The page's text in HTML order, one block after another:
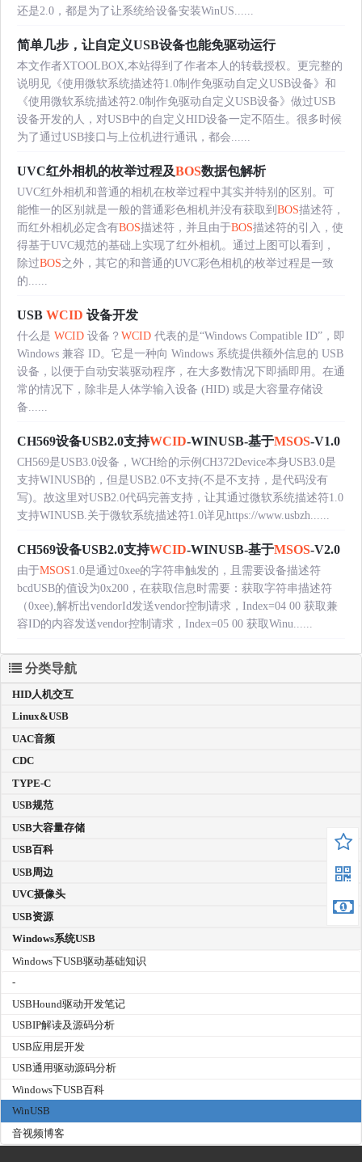
还是2.0，都是为了让系统给设备安装WinUS......
简单几步，让自定义USB设备也能免驱动运行
本文作者XTOOLBOX,本站得到了作者本人的转载授权。更完整的
说明见《使用微软系统描述符1.0制作免驱动自定义USB设备》和
《使用微软系统描述符2.0制作免驱动自定义USB设备》做过USB
设备开发的人，对USB中的自定义HID设备一定不陌生。很多时候
为了通过USB接口与上位机进行通讯，都会......
UVC红外相机的枚举过程及BOS数据包解析
UVC红外相机和普通的相机在枚举过程中其实并特别的区别。可
能惟一的区别就是一般的普通彩色相机并没有获取到 BOS描述符，
而红外相机必定含有BOS描述符，并且由于BOS描述符的引入，使
得基于UVC规范的基础上实现了红外相机。通过上图可以看到，
除过BOS之外，其它的和普通的UVC彩色相机的枚举过程是一致
的......
USB WCID 设备开发
什么是 WCID 设备？ WCID 代表的是“Windows Compatible ID”，即
Windows 兼容 ID。它是一种向 Windows 系统提供额外信息的 USB
设备，以便于自动安装驱动程序，在大多数情况下即插即用。在通
常的情况下，除非是人体学输入设备 (HID) 或是大容量存储设
备......
CH569设备USB2.0支持WCID-WINUSB-基于MSOS-V1.0
CH569是USB3.0设备，WCH给的示例CH372Device本身USB3.0是
支持WINUSB的，但是USB2.0不支持(不是不支持，是代码没有
写)。故这里对USB2.0代码完善支持，让其通过微软系统描述符1.0
支持WINUSB.关于微软系统描述符1.0详见https://www.usbzh......
CH569设备USB2.0支持WCID-WINUSB-基于MSOS-V2.0
由于MSOS1.0是通过0xee的字符串触发的，且需要设备描述符
bcdUSB的值设为0x200，在获取信息时需要：获取字符串描述符
（0xee),解析出vendorId发送vendor控制请求，Index=04 00 获取兼
容ID的内容发送vendor控制请求，Index=05 00 获取Winu......
分类导航
HID人机交互
Linux&USB
UAC音频
CDC
TYPE-C
USB规范
USB大容量存储
USB百科
USB周边
UVC摄像头
USB资源
Windows系统USB
Windows下USB驱动基础知识
-
USBHound驱动开发笔记
USBIP解读及源码分析
USB应用层开发
USB通用驱动源码分析
Windows下USB百科
WinUSB
音视频博客